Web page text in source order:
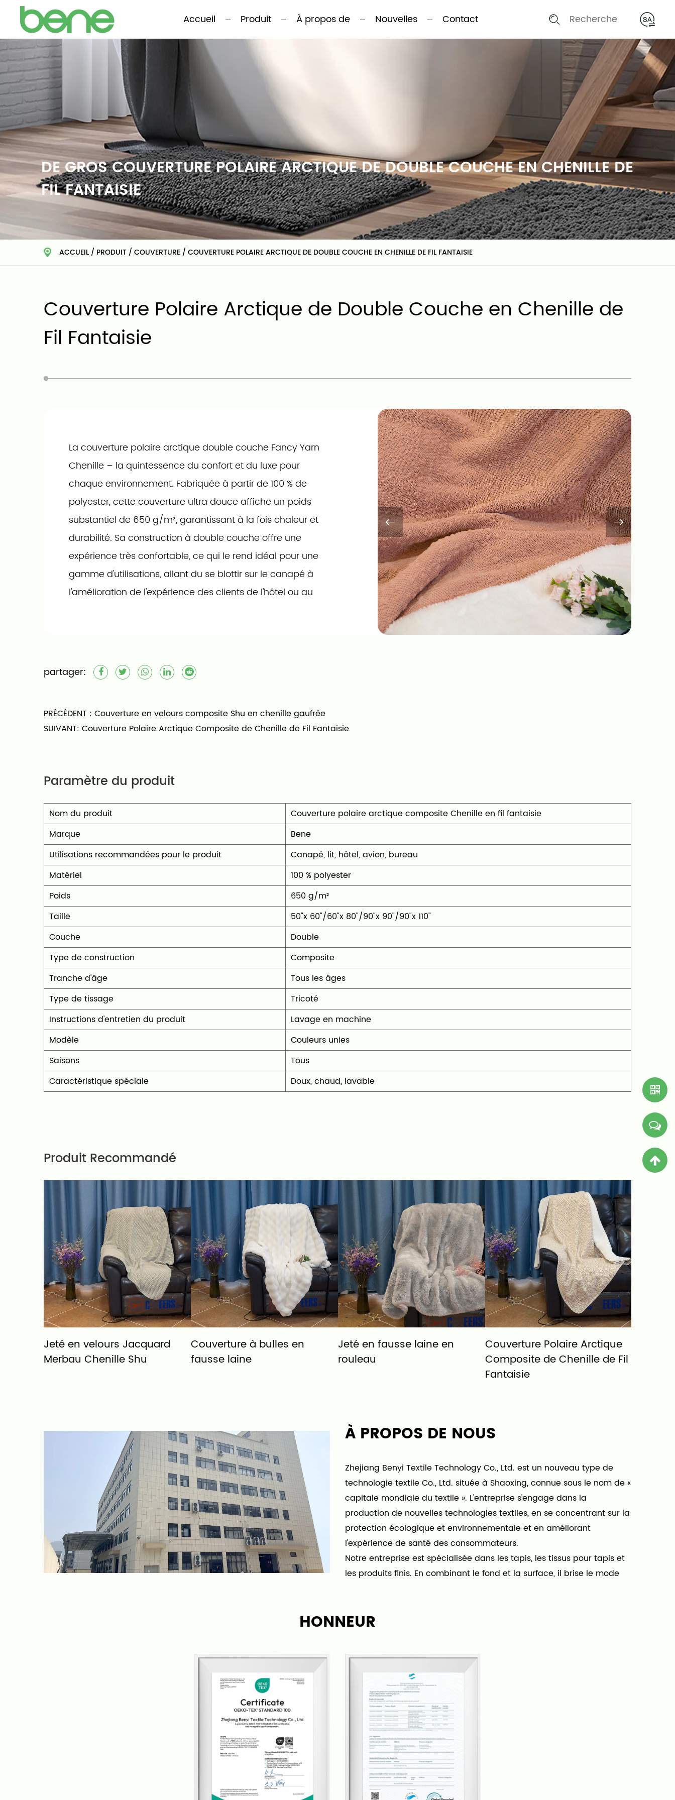
Accueil Produit À propos de Nouvelles Contact
DE GROS COUVERTURE POLAIRE ARCTIQUE DE DOUBLE COUCHE EN CHENILLE DE
FIL FANTAISIE
ACCUEIL / PRODUIT / COUVERTURE / COUVERTURE POLAIRE ARCTIQUE DE DOUBLE COUCHE EN CHENILLE DE FIL FANTAISIE
Couverture Polaire Arctique de Double Couche en Chenille de
Fil Fantaisie
La couverture polaire arctique double couche Fancy Yarn
Chenille – la quintessence du confort et du luxe pour
chaque environnement. Fabriquée à partir de 100 % de
polyester, cette couverture ultra douce affiche un poids
substantiel de 650 g/m², garantissant à la fois chaleur et
durabilité. Sa construction à double couche offre une
expérience très confortable, ce qui le rend idéal pour une
gamme d'utilisations, allant du se blottir sur le canapé à
l'amélioration de l'expérience des clients de l'hôtel ou au
entretenir grâce à sa fonction lavable en machine.
Adapté à tous les âges et à toutes les saisons, son tissage
d'élégance et de confort à n'importe quel environnement.
partager:
PRÉCÉDENT : Couverture en velours composite Shu en chenille gaufrée
SUIVANT: Couverture Polaire Arctique Composite de Chenille de Fil Fantaisie
Paramètre du produit
Nom du produit
Couverture polaire arctique composite Chenille en fil fantaisie
Marque
Bene
Utilisations recommandées pour le produit
‎Canapé, lit, hôtel, avion, bureau
Matériel
‎100 % polyester
Poids
650 g/m²
Taille
50"x 60"/60"x 80"/90"x 90"/90"x 110"
Couche
Double
Type de construction
Composite
Tranche d'âge
Tous les âges
Type de tissage
Tricoté
Instructions d'entretien du produit
‎Lavage en machine
Modèle
Couleurs unies
Saisons
Tous
Caractéristique spéciale
Doux, chaud, lavable
Produit Recommandé
Jeté en velours Jacquard
Merbau Chenille Shu
Couverture à bulles en
fausse laine
Jeté en fausse laine en
rouleau
Couverture Polaire Arctique
Composite de Chenille de Fil
Fantaisie
À PROPOS DE NOUS
Zhejiang Benyi Textile Technology Co., Ltd. est un nouveau type de
technologie textile Co., Ltd. située à Shaoxing, connue sous le nom de «
capitale mondiale du textile ». L'entreprise s'engage dans la
production de nouvelles technologies textiles, en se concentrant sur la
protection écologique et environnementale et en améliorant
l'expérience de santé des consommateurs.
Notre entreprise est spécialisée dans les tapis, les tissus pour tapis et
les produits finis. En combinant le fond et la surface, il brise le mode
production de tapis plus simple et plus efficace.
de livraison. Avec une équipe de plus de 20 ingénieurs en tissus, nous
développons chaque trimestre de nouveaux tissus de moquette en
fonction des tendances du marché et pouvons également fournir des
services personnalisés en fonction des exigences de nos clients.
Nos tapis et moquettes conviennent à divers scénarios, notamment
les salons, les chambres, les salles de bains, les cuisines, les entrées et
sorties, et plus encore. Nous sommes fiers de fournir des produits de
haute qualité et un excellent service client, et notre objectif est de
HONNEUR